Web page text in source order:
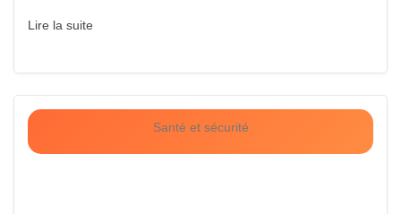
Lire la suite
Santé et sécurité